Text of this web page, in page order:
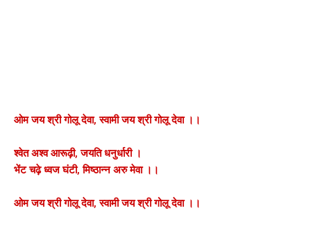
ओम जय श्री गोलू देवा, स्वामी जय श्री गोलू देवा ।।
श्वेत अश्व आरूढ़ी, जयति धनुर्धारी ।
भेंट चढ़े ध्वज घंटी, मिष्ठान्न अरु मेवा ।।
ओम जय श्री गोलू देवा, स्वामी जय श्री गोलू देवा ।।